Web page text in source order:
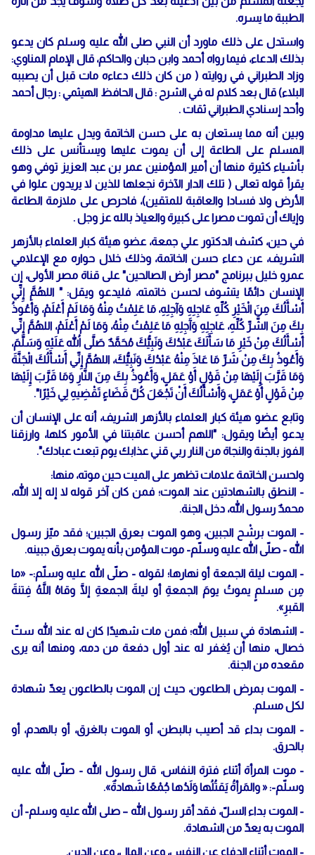
الطببة ما يسره.
واستدل على ذلك ماورد أن النبي صلى الله عليه وسلم كان يدعو
بذلك الدعاء، فيما رواه أحمد وابن حبان والحاكم، قال الإمام المناوي:
وزاد الطبراني في روايته ( من كان ذلك دعاءه مات قبل أن يصببه
البلاء) قال بعد كلام له في الشرح : قال الحافظ الهيثمي : رجال أحمد
وأحد إسنادي الطبراني ثقات .
وبين أنه مما يستعان به على حسن الخاتمة ويدل عليها مداومة
المسلم على الطاعة إلى أن يموت عليها ويستأنس على ذلك
بأشياء كثيرة منها أن أمير المؤمنين عمر بن عبد العزيز توفي وهو
يقرأ قوله تعالى ( تلك الدار الآخرة نجعلها للذين لا يريدون علوا في
الأرض ولا فسادا والعاقبة للمتقين)، فاحرص على ملازمة الطاعة
وإياك أن تموت مصرا على كبيرة والعياذ بالله عز وجل .
في حين، كشف الدكتور علي جمعة، عضو هيئة كبار العلماء بالأزهر
الشريف، عن دعاء حسن الخاتمة، وذلك خلال حواره مع الإعلامي
عمرو خليل ببرنامج "مصر أرض الصالحين" على قناة مصر الأولى، إن
الإنسان دائمًا يتشوف لحسن خاتمته، فليدعو ويقل: " اللهُمَّ إِنِّي
أَسْأَلُكَ مِنَ الْخَيْرِ كُلِّهِ عَاجِلِهِ وَآجِلِهِ، مَا عَلِمْتُ مِنْهُ وَمَا لَمْ أَعْلَمْ، وَأَعُوذُ
بِكَ مِنَ الشَّرِّ كُلِّهِ، عَاجِلِهِ وَآَجِلِهِ مَا عَلِمْتُ مِنْهُ، وَمَا لَمْ أَعْلَمْ، اللهُمَّ إِنِّي
أَسْأَلُكَ مِنْ خَيْرِ مَا سَأَلَكَ عَبْدُكَ وَنَبِيُّكَ مُحَمَّدٌ صَلَّى اللهُ عَلَيْهِ وَسَلَّمَ،
وَأَعُوذُ بِكَ مِنْ شَرِّ مَا عَاذَ مِنْهُ عَبْدُكَ وَنَبِيُّكَ، اللهُمَّ إِنِّي أَسْأَلُكَ الْجَنَّةَ
وَمَا قَرَّبَ إِلَيْهَا مِنْ قَوْلٍ أَوْ عَمَلٍ، وَأَعُوذُ بِكَ مِنَ النَّارِ وَمَا قَرَّبَ إِلَيْهَا
مِنْ قَوْلٍ أَوْ عَمَلٍ، وَأَسْأَلُكَ أَنْ تَجْعَلَ كُلَّ قَضَاءٍ تَقْضِيهِ لِي خَيْرًا".
وتابع عضو هيئة كبار العلماء بالأزهر الشريف، أنه على الإنسان أن
يدعو أيضًا ويقول: "اللهم أحسن عاقبتنا في الأمور كلها، وارزقنا
الفوز بالجنة والنجاة من النار ربي قني عذابك يوم تبعث عبادك".
ولحسن الخاتمة علامات تظهر على الميت حين موته، منها:
- النطق بالشهادتين عند الموت؛ فمن كان آخر قوله لا إله إلا الله،
محمدٌ رسول الله، دخل الجنة.
- الموت برشْح الجبين، وهو الموت بعرق الجبين؛ فقد ميّز رسول
الله - صلّى الله عليه وسلّم- موت المؤمن بأنه يموت بعرق جبينه.
- الموت ليلة الجمعة أو نهارها؛ لقوله - صلّى الله عليه وسلّم:- «ما
مِن مسلمٍ يموتُ يومَ الجمعةِ أو ليلةَ الجمعةِ إلَّا وقاهُ اللَّهُ فِتنةَ
القبرِ».
- الشهادة في سبيل الله؛ فمن مات شهيدًا كان له عند الله ستّ
خصال، منها أن يُغفر له عند أول دفعة من دمه، ومنها أنه يرى
مقعده من الجنة.
- الموت بمرض الطاعون، حيث إن الموت بالطاعون يعدّ شهادة
لكل مسلم.
- الموت بداء قد أصيب بالبطن، أو الموت بالغرق، أو بالهدم، أو
بالحرق.
- موت المرأة أثناء فترة النفاس، قال رسول الله - صلّى الله عليه
وسلّم-: « والمَرأةُ يَقتُلُها وَلَدُها جُمْعًا شَهادةٌ».
- الموت بداء السلّ، فقد أقر رسول الله – صلى الله عليه وسلم- أن
الموت به يعدّ من الشهادة.
- الموت أثناء الدفاع عن النفس، وعن المال، وعن الدين.